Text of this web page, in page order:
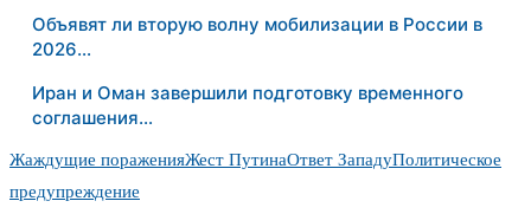
Объявят ли вторую волну мобилизации в России в
2026…
Иран и Оман завершили подготовку временного
соглашения…
Жаждущие пораженияЖест ПутинаОтвет ЗападуПолитическое
предупреждение